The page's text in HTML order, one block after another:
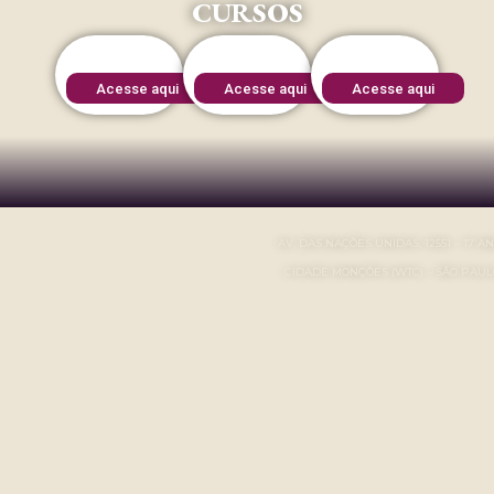
CURSOS
Acesse aqui Acesse aqui Acesse aqui